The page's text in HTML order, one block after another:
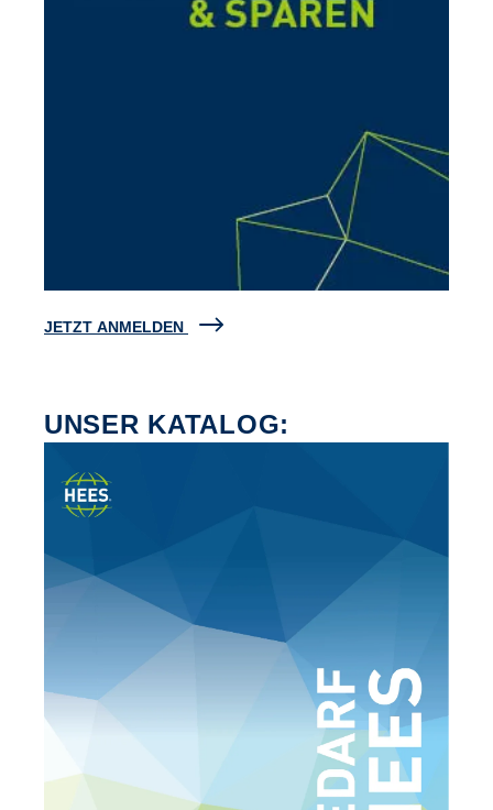
JETZT ANMELDEN
UNSER KATALOG: